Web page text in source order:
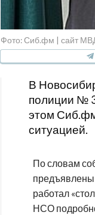
Фото: Сиб.фм | сайт
В
полиции №
этом
ситуацией.
По словам
предъявлены
работал
НСО